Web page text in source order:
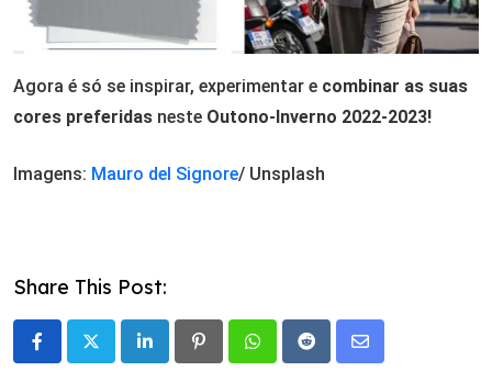
Agora é só se inspirar, experimentar e combinar as suas
cores preferidas neste Outono-Inverno 2022-2023!
Imagens: Mauro del Signore/ Unsplash
Share This Post:
LinkedIn PinterestWhatsappRedditShare